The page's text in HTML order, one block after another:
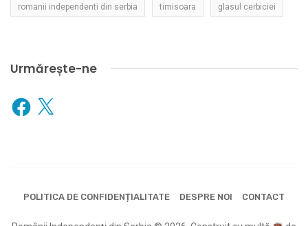
romanii independenti din serbia timisoara glasul cerbiciei
Urmărește-ne
Facebook
X
POLITICA DE CONFIDENȚIALITATE DESPRE NOI CONTACT